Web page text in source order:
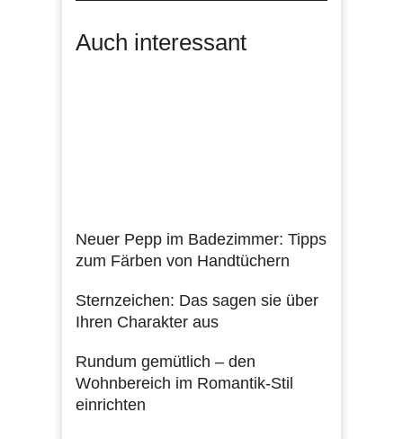
Auch interessant
Neuer Pepp im Badezimmer: Tipps
zum Färben von Handtüchern
Sternzeichen: Das sagen sie über
Ihren Charakter aus
Rundum gemütlich – den
Wohnbereich im Romantik-Stil
einrichten